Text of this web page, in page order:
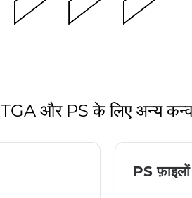
TGA और PS के लिए अन्य
PS